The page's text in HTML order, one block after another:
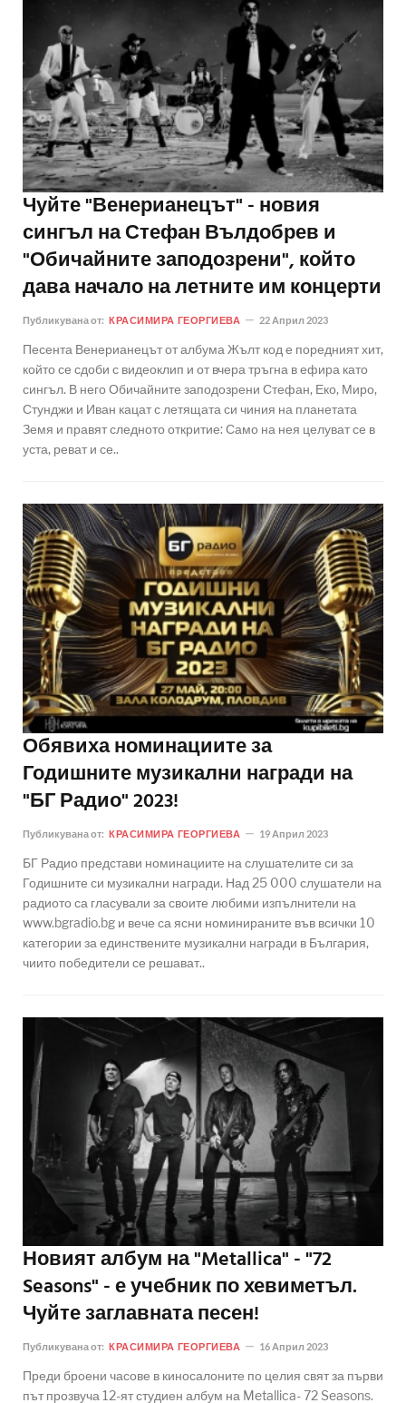
Чуйте "Венерианецът" - новия
сингъл на Стефан Вълдобрев и
"Обичайните заподозрени", който
дава начало на летните им концерти
Публикувана от: КРАСИМИРА ГЕОРГИЕВА 22 Април 2023
Песента Венерианецът от албума Жълт код е поредният хит,
който се сдоби с видеоклип и от вчера тръгна в ефира като
сингъл. В него Обичайните заподозрени Стефан, Еко, Миро,
Стунджи и Иван кацат с летящата си чиния на планетата
Земя и правят следното откритие: Само на нея целуват се в
уста, реват и се..
Обявиха номинациите за
Годишните музикални награди на
"БГ Радио" 2023!
Публикувана от: КРАСИМИРА ГЕОРГИЕВА 19 Април 2023
БГ Радио представи номинациите на слушателите си за
Годишните си музикални награди. Над 25 000 слушатели на
радиото са гласували за своите любими изпълнители на
www.bgradio.bg и вече са ясни номинираните във всички 10
категории за единствените музикални награди в България,
чиито победители се решават..
Новият албум на "Metallica" - "72
Seasons" - е учебник по хевиметъл.
Чуйте заглавната песен!
Публикувана от: КРАСИМИРА ГЕОРГИЕВА 16 Април 2023
Преди броени часове в киносалоните по целия свят за първи
път прозвуча 12-ят студиен албум на Metallica- 72 Seasons.